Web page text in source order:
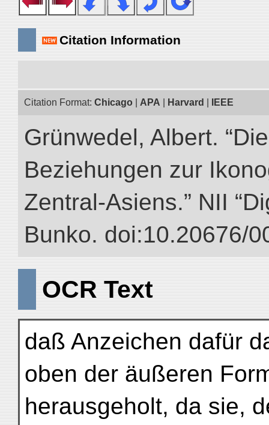
Citation Information
Citation Format: Chicago APA Harvard IEEE
Grünwedel, Albert.
Beziehungen zur
Zentral-Asiens.” NII
Bunko. doi:10.20676/
OCR Text
daß Anzeichen dafür
oben der äußeren
herausgeholt, da sie,